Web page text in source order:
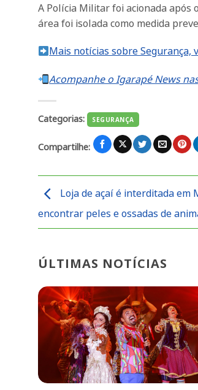
A Polícia Militar foi acionada após
área foi isolada como medida
Mais notícias sobre Segurança,
Acompanhe o Igarapé News
Categorias: SEGURANÇA
Compartilhe:
Loja de açaí é interditada em
encontrar peles e ossadas de
ÚLTIMAS NOTÍCIAS